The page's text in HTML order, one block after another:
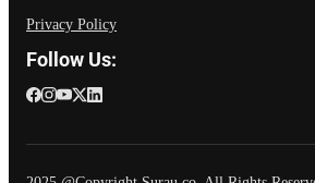
Privacy Policy
Follow Us: